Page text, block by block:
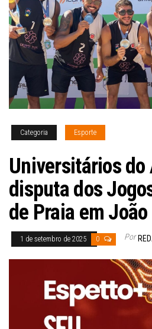
Categoria Esporte
Universitários
disputa dos
de Praia em
1 de setembro de 2025 0 Por